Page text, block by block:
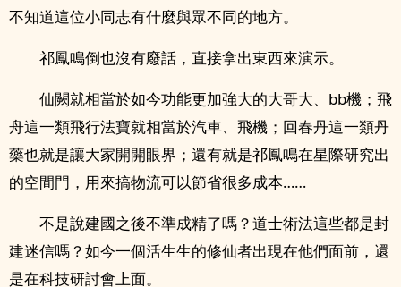
不知道這位小同志有什麼與眾不同的地方。
祁鳳鳴倒也沒有廢話，直接拿出東西來演示。
仙闕就相當於如今功能更加強大的大哥大、bb機；飛
舟這一類飛行法寶就相當於汽車、飛機；回春丹這一類丹
藥也就是讓大家開開眼界；還有就是祁鳳鳴在星際研究出
的空間門，用來搞物流可以節省很多成本……
不是說建國之後不準成精了嗎？道士術法這些都是封
建迷信嗎？如今一個活生生的修仙者出現在他們面前，還
是在科技研討會上面。